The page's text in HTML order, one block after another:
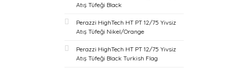
Atış Tüfeği Black
Perazzi HighTech HT PT 12/75 Yivsiz
Atış Tüfeği Nikel/Orange
Perazzi HighTech HT PT 12/75 Yivsiz
Atış Tüfeği Black Turkish Flag